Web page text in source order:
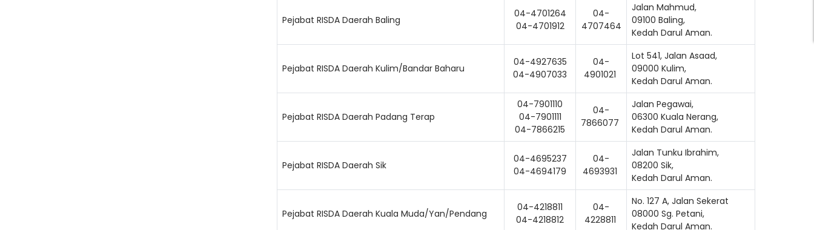
Pejabat RISDA Daerah Baling
04-4701264
04-4701912
04-
4707464
Jalan Mahmud,
09100 Baling,
Kedah Darul Aman.
Pejabat RISDA Daerah Kulim/Bandar Baharu
04-4927635
04-4907033
04-
4901021
Lot 541, Jalan Asaad,
09000 Kulim,
Kedah Darul Aman.
Pejabat RISDA Daerah Padang Terap
04-7901110
04-7901111
04-7866215
04-
7866077
Jalan Pegawai,
06300 Kuala Nerang,
Kedah Darul Aman.
Pejabat RISDA Daerah Sik
04-4695237
04-4694179
04-
4693931
Jalan Tunku Ibrahim,
08200 Sik,
Kedah Darul Aman.
Pejabat RISDA Daerah Kuala Muda/Yan/Pendang
04-4218811
04-4218812
04-
4228811
No. 127 A, Jalan Sekerat
08000 Sg. Petani,
Kedah Darul Aman.
Loading AiRIS...